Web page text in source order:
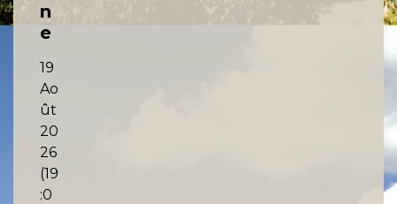
n
e
19
Ao
ût
20
26
(19
:0